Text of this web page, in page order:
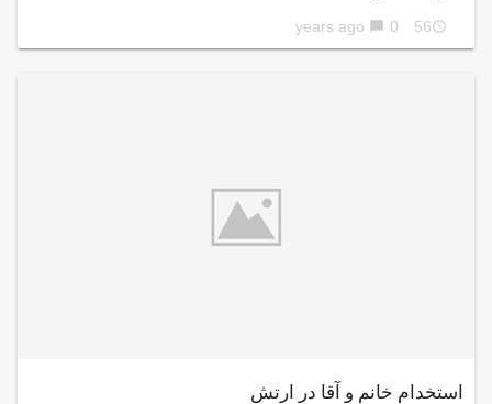
access_time
56 years ago
chat_bubble 0
استخدام خانم و آقا در ارتش